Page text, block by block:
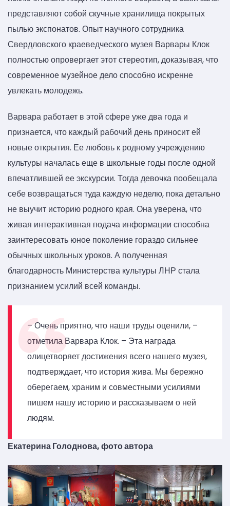
представляют собой скучные хранилища покрытых
пылью экспонатов. Опыт научного сотрудника
Свердловского краеведческого музея Варвары Клок
полностью опровергает этот стереотип, доказывая, что
современное музейное дело способно искренне
увлекать молодежь.
Варвара работает в этой сфере уже два года и
признается, что каждый рабочий день приносит ей
новые открытия. Ее любовь к родному учреждению
культуры началась еще в школьные годы после одной
впечатлившей ее экскурсии. Тогда девочка пообещала
себе возвращаться туда каждую неделю, пока детально
не выучит историю родного края. Она уверена, что
живая интерактивная подача информации способна
заинтересовать юное поколение гораздо сильнее
обычных школьных уроков. А полученная
благодарность Министерства культуры ЛНР стала
признанием усилий всей команды.
– Очень приятно, что наши труды оценили, –
отметила Варвара Клок. – Эта награда
олицетворяет достижения всего нашего музея,
подтверждает, что история жива. Мы бережно
оберегаем, храним и совместными усилиями
пишем нашу историю и рассказываем о ней
людям.
Екатерина Голоднова, фото автора